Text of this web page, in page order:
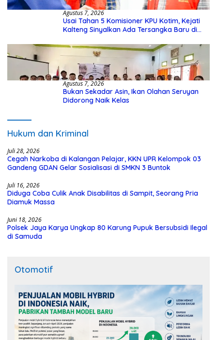
Agustus 7, 2026
Usai Tahan 5 Komisioner KPU Kotim, Kejati
Kalteng Sinyalkan Ada Tersangka Baru di
Agustus 7, 2026
Bukan Sekadar Asin, Ikan Olahan Seruyan
Didorong Naik Kelas
Hukum dan Kriminal
Juli 28, 2026
Cegah Narkoba di Kalangan Pelajar, KKN UPR Kelompok 03
Gandeng GDAN Gelar Sosialisasi di SMKN 3 Buntok
Juli 16, 2026
Diduga Coba Culik Anak Disabilitas di Sampit, Seorang Pria
Diamuk Massa
Juni 18, 2026
Polsek Jaya Karya Ungkap 80 Karung Pupuk Bersubsidi Ilegal
di Samuda
Otomotif